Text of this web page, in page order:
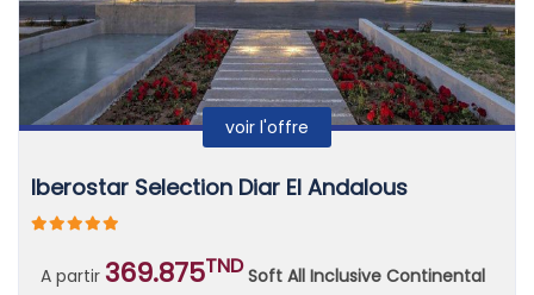
voir l'offre
Iberostar Selection Diar El Andalous
A partir 369.875TND Soft All Inclusive Continental